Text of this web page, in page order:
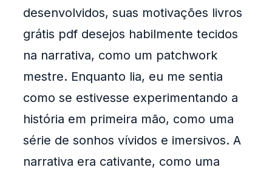
desenvolvidos, suas motivações livros
grátis pdf desejos habilmente tecidos
na narrativa, como um patchwork
mestre. Enquanto lia, eu me sentia
como se estivesse experimentando a
história em primeira mão, como uma
série de sonhos vívidos e imersivos. A
narrativa era cativante, como uma